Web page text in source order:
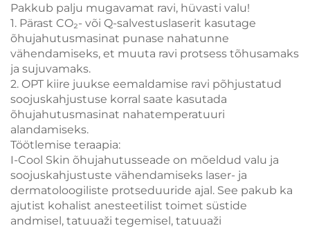
Pakkub palju mugavamat ravi, hüvasti valu!
1. Pärast CO₂- või Q-salvestuslaserit kasutage
õhujahutusmasinat punase nahatunne
vähendamiseks, et muuta ravi protsess tõhusamaks
ja sujuvamaks.
2. OPT kiire juukse eemaldamise ravi põhjustatud
soojuskahjustuse korral saate kasutada
õhujahutusmasinat nahatemperatuuri
alandamiseks.
Töötlemise teraapia:
I-Cool Skin õhujahutusseade on mõeldud valu ja
soojuskahjustuste vähendamiseks laser- ja
dermatoloogiliste protseduuride ajal. See pakub ka
ajutist kohalist anesteetilist toimet süstide
andmisel, tatuuaži tegemisel, tatuuaži